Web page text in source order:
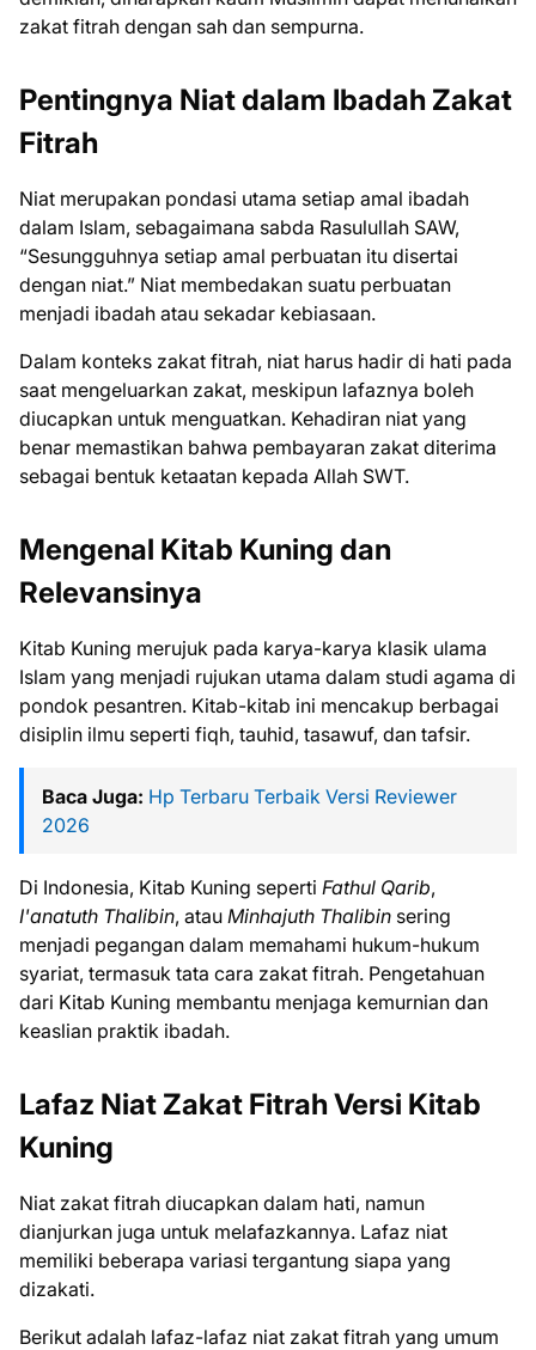
zakat fitrah dengan sah dan sempurna.
Pentingnya Niat dalam Ibadah Zakat
Fitrah
Niat merupakan pondasi utama setiap amal ibadah
dalam Islam, sebagaimana sabda Rasulullah SAW,
“Sesungguhnya setiap amal perbuatan itu disertai
dengan niat.” Niat membedakan suatu perbuatan
menjadi ibadah atau sekadar kebiasaan.
Dalam konteks zakat fitrah, niat harus hadir di hati pada
saat mengeluarkan zakat, meskipun lafaznya boleh
diucapkan untuk menguatkan. Kehadiran niat yang
benar memastikan bahwa pembayaran zakat diterima
sebagai bentuk ketaatan kepada Allah SWT.
Mengenal Kitab Kuning dan
Relevansinya
Kitab Kuning merujuk pada karya-karya klasik ulama
Islam yang menjadi rujukan utama dalam studi agama di
pondok pesantren. Kitab-kitab ini mencakup berbagai
disiplin ilmu seperti fiqh, tauhid, tasawuf, dan tafsir.
Baca Juga: Hp Terbaru Terbaik Versi Reviewer
2026
Di Indonesia, Kitab Kuning seperti Fathul Qarib,
I'anatuth Thalibin, atau Minhajuth Thalibin sering
menjadi pegangan dalam memahami hukum-hukum
syariat, termasuk tata cara zakat fitrah. Pengetahuan
dari Kitab Kuning membantu menjaga kemurnian dan
keaslian praktik ibadah.
Lafaz Niat Zakat Fitrah Versi Kitab
Kuning
Niat zakat fitrah diucapkan dalam hati, namun
dianjurkan juga untuk melafazkannya. Lafaz niat
memiliki beberapa variasi tergantung siapa yang
dizakati.
Berikut adalah lafaz-lafaz niat zakat fitrah yang umum